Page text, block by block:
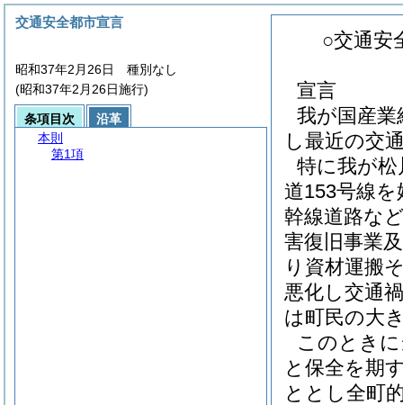
○交通安
宣言
我が国産
し最近の交
特に我が
道153号線
幹線道路な
害復旧事業
り資材運搬
悪化し交通
は町民の大
このとき
と保全を期
ととし全町
交通安全都市宣言
昭和37年2月26日 種別なし
(昭和37年2月26日施行)
条項目次
沿革
本則
第1項